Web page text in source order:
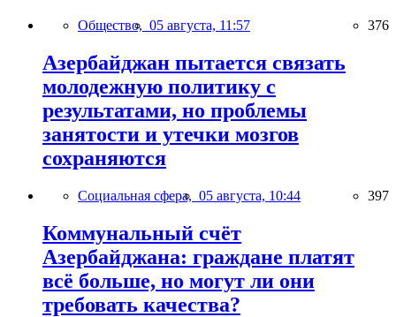
Общество, 05 августа, 11:57 376
Азербайджан пытается связать
молодежную политику с
результатами, но проблемы
занятости и утечки мозгов
сохраняются
Социальная сфера, 05 августа, 10:44 397
Коммунальный счёт
Азербайджана: граждане платят
всё больше, но могут ли они
требовать качества?